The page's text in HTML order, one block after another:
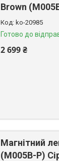
Brown
ko-20985
Готово до
2 699 ₴
Магнітний
(M005B-P)